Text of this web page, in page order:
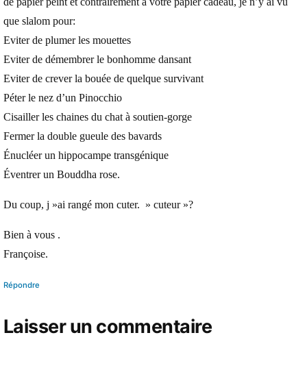
que slalom pour:
Eviter de plumer les mouettes
Eviter de démembrer le bonhomme dansant
Eviter de crever la bouée de quelque survivant
Péter le nez d’un Pinocchio
Cisailler les chaines du chat à soutien-gorge
Fermer la double gueule des bavards
Énucléer un hippocampe transgénique
Éventrer un Bouddha rose.
Du coup, j »ai rangé mon cuter. » cuteur »?
Bien à vous .
Françoise.
Répondre
Laisser un commentaire